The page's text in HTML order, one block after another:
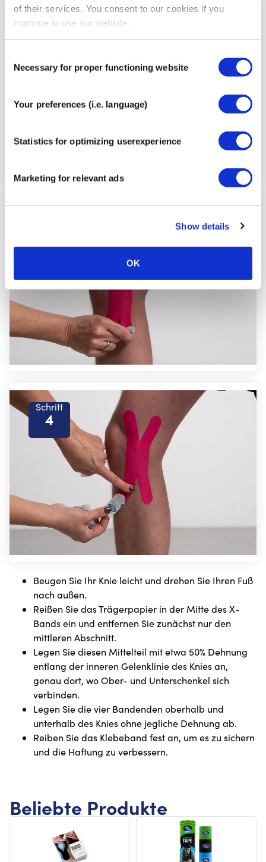
of their services. You consent to our cookies if you
continue to use our website.
Selection
Necessary for proper functioning website
Your preferences (i.e. language)
Statistics for optimizing userexperience
Marketing for relevant ads
Show details
OK
Schritt
2
Schritt
4
Beugen Sie Ihr Knie leicht und drehen Sie Ihren Fuß
nach außen.
Reißen Sie das Trägerpapier in der Mitte des X-
Bands ein und entfernen Sie zunächst nur den
mittleren Abschnitt.
Legen Sie diesen Mittelteil mit etwa 50% Dehnung
entlang der inneren Gelenklinie des Knies an,
genau dort, wo Ober- und Unterschenkel sich
verbinden.
Legen Sie die vier Bandenden oberhalb und
unterhalb des Knies ohne jegliche Dehnung ab.
Reiben Sie das Klebeband fest an, um es zu sichern
und die Haftung zu verbessern.
Beliebte Produkte